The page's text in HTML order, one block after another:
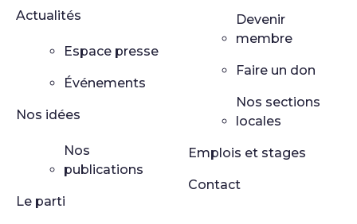
Actualités
Espace presse
Événements
Nos idées
Nos
publications
Le parti
Devenir
membre
Faire un don
Nos sections
locales
Emplois et stages
Contact